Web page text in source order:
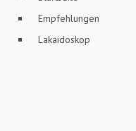
Empfehlungen
Lakaidoskop